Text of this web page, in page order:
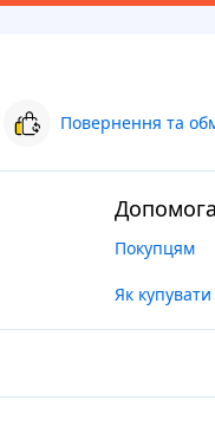
Повернення та
Допомога
Покупцям
Як